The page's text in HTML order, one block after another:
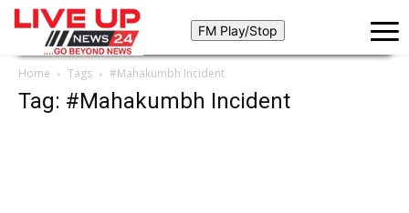
Home Tags #Mahakumbh Incident
Tag: #Mahakumbh Incident